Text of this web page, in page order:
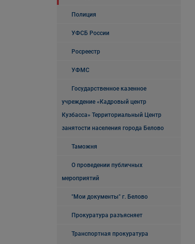
Полиция
УФСБ России
Росреестр
УФМС
Государственное казенное
учреждение «Кадровый центр
Кузбасса» Территориальный Центр
занятости населения города Белово
Таможня
О проведении публичных
мероприятий
"Мои документы" г. Белово
Прокуратура разъясняет
Транспортная прокуратура